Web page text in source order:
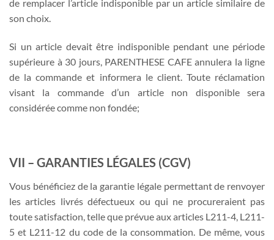
de remplacer l’article indisponible par un article similaire de
son choix.
Si un article devait être indisponible pendant une période
supérieure à 30 jours, PARENTHESE CAFE annulera la ligne
de la commande et informera le client. Toute réclamation
visant la commande d’un article non disponible sera
considérée comme non fondée;
VII – GARANTIES LÉGALES (CGV)
Vous bénéficiez de la garantie légale permettant de renvoyer
les articles livrés défectueux ou qui ne procureraient pas
toute satisfaction, telle que prévue aux articles L211-4, L211-
5 et L211-12 du code de la consommation. De même, vous